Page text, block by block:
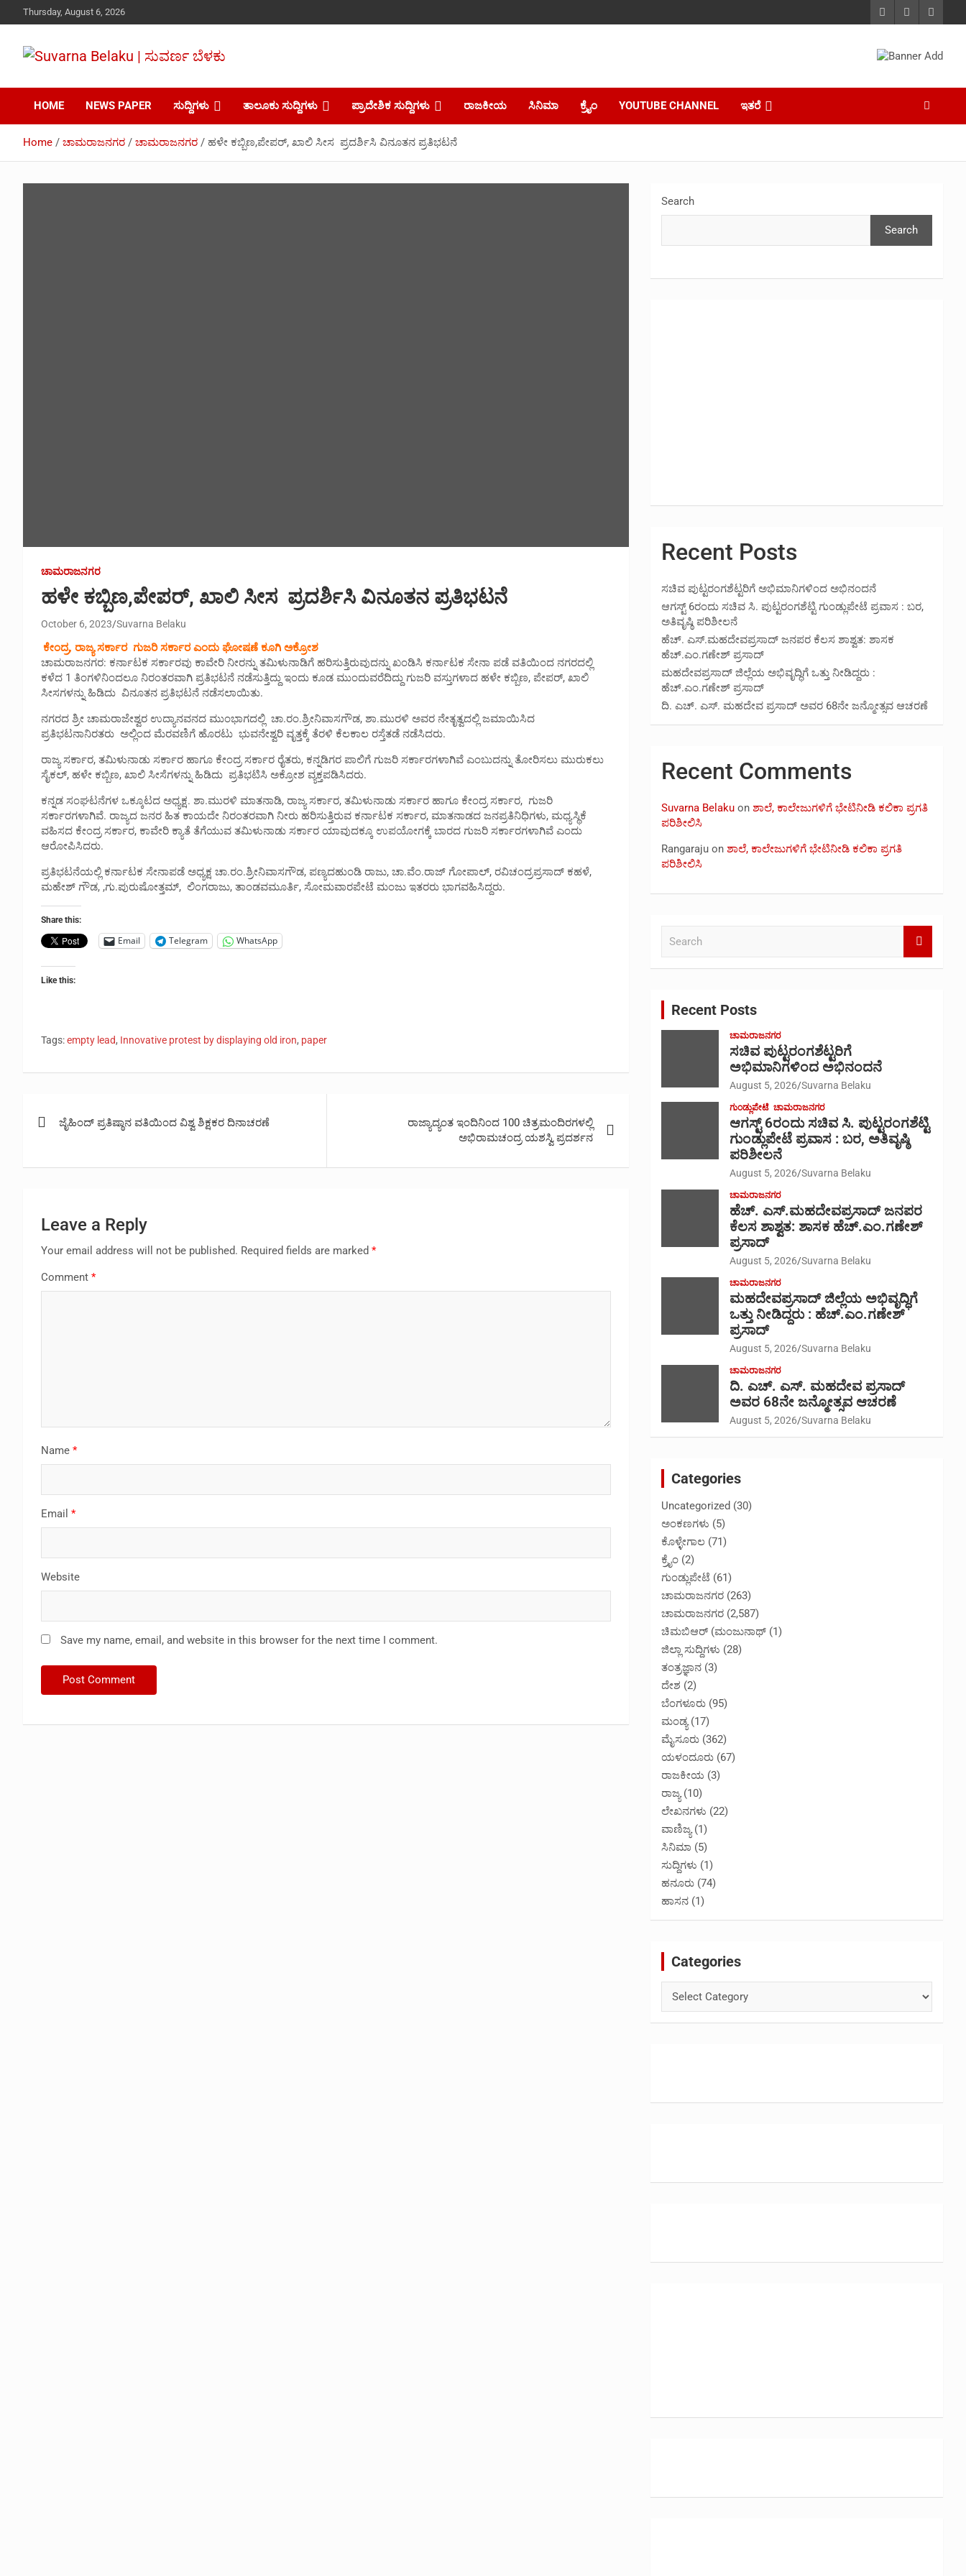
to
Thursday, August 6, 2026
Suvarna Belaku |
ಸುವರ್ಣ ಬೆಳಕು
HOME NEWS PAPER ಸುದ್ದಿಗಳು ತಾಲೂಕು ಸುದ್ದಿಗಳು ಪ್ರಾದೇಶಿಕ ಸುದ್ದಿಗಳು ರಾಜಕೀಯ ಸಿನಿಮಾ ಕ್ರೈಂ YOUTUBE CHANNEL ಇತರೆ
Home ಚಾಮರಾಜನಗರ ಚಾಮರಾಜನಗರ ಹಳೇ ಕಬ್ಬಿಣ,ಪೇಪರ್, ಖಾಲಿ ಸೀಸ ಪ್ರದರ್ಶಿಸಿ ವಿನೂತನ ಪ್ರತಿಭಟನೆ
ಚಾಮರಾಜನಗರ
ಹಳೇ ಕಬ್ಬಿಣ,ಪೇಪರ್, ಖಾಲಿ ಸೀಸ ಪ್ರದರ್ಶಿಸಿ ವಿನೂತನ ಪ್ರತಿಭಟನೆ
October 6, 2023 Suvarna Belaku
ಕೇಂದ್ರ, ರಾಜ್ಯ ಸರ್ಕಾರ ಗುಜರಿ ಸರ್ಕಾರ ಎಂದು ಘೋಷಣೆ ಕೂಗಿ ಅಕ್ರೋಶ
ಚಾಮರಾಜನಗರ: ಕರ್ನಾಟಕ ಸರ್ಕಾರವು ಕಾವೇರಿ ನೀರನ್ನು ತಮಿಳುನಾಡಿಗೆ ಹರಿಸುತ್ತಿರುವುದನ್ನು ಖಂಡಿಸಿ ಕರ್ನಾಟಕ ಸೇನಾ ಪಡೆ ವತಿಯಿಂದ ನಗರದಲ್ಲಿ
ಕಳೆದ 1 ತಿಂಗಳಿನಿಂದಲೂ ನಿರಂತರವಾಗಿ ಪ್ರತಿಭಟನೆ ನಡೆಸುತ್ತಿದ್ದು ಇಂದು ಕೂಡ ಮುಂದುವರೆದಿದ್ದು ಗುಜರಿ ವಸ್ತುಗಳಾದ ಹಳೇ ಕಬ್ಬಿಣ, ಪೇಪರ್, ಖಾಲಿ
ಸೀಸಗಳನ್ನು ಹಿಡಿದು ವಿನೂತನ ಪ್ರತಿಭಟನೆ ನಡೆಸಲಾಯಿತು.
ನಗರದ ಶ್ರೀ ಚಾಮರಾಜೇಶ್ವರ ಉದ್ಯಾನವನದ ಮುಂಭಾಗದಲ್ಲಿ ಚಾ.ರಂ.ಶ್ರೀನಿವಾಸಗೌಡ, ಶಾ.ಮುರಳಿ ಅವರ ನೇತೃತ್ವದಲ್ಲಿ ಜಮಾಯಿಸಿದ
ಪ್ರತಿಭಟನಾನಿರತರು ಅಲ್ಲಿಂದ ಮೆರವಣಿಗೆ ಹೊರಟು ಭುವನೇಶ್ವರಿ ವೃತ್ತಕ್ಕೆ ತೆರಳಿ ಕೆಲಕಾಲ ರಸ್ತೆತಡೆ ನಡೆಸಿದರು.
ರಾಜ್ಯ ಸರ್ಕಾರ, ತಮಿಳುನಾಡು ಸರ್ಕಾರ ಹಾಗೂ ಕೇಂದ್ರ ಸರ್ಕಾರ ರೈತರು, ಕನ್ನಡಿಗರ ಪಾಲಿಗೆ ಗುಜರಿ ಸರ್ಕಾರಗಳಾಗಿವೆ ಎಂಬುದನ್ನು ತೋರಿಸಲು ಮುರುಕಲು
ಸೈಕಲ್, ಹಳೇ ಕಬ್ಬಿಣ, ಖಾಲಿ ಸೀಸೆಗಳನ್ನು ಹಿಡಿದು ಪ್ರತಿಭಟಿಸಿ ಅಕ್ರೋಶ ವ್ಯಕ್ತಪಡಿಸಿದರು.
ಕನ್ನಡ ಸಂಘಟನೆಗಳ ಒಕ್ಕೂಟದ ಅಧ್ಯಕ್ಷ. ಶಾ.ಮುರಳಿ ಮಾತನಾಡಿ, ರಾಜ್ಯ ಸರ್ಕಾರ, ತಮಿಳುನಾಡು ಸರ್ಕಾರ ಹಾಗೂ ಕೇಂದ್ರ ಸರ್ಕಾರ, ಗುಜರಿ
ಸರ್ಕಾರಗಳಾಗಿವೆ. ರಾಜ್ಯದ ಜನರ ಹಿತ ಕಾಯದೇ ನಿರಂತರವಾಗಿ ನೀರು ಹರಿಸುತ್ತಿರುವ ಕರ್ನಾಟಕ ಸರ್ಕಾರ, ಮಾತನಾಡದ ಜನಪ್ರತಿನಿಧಿಗಳು, ಮಧ್ಯಸ್ಥಿಕೆ
ವಹಿಸದ ಕೇಂದ್ರ ಸರ್ಕಾರ, ಕಾವೇರಿ ಕ್ಯಾತೆ ತೆಗೆಯುವ ತಮಿಳುನಾಡು ಸರ್ಕಾರ ಯಾವುದಕ್ಕೂ ಉಪಯೋಗಕ್ಕೆ ಬಾರದ ಗುಜರಿ ಸರ್ಕಾರಗಳಾಗಿವೆ ಎಂದು
ಆರೋಪಿಸಿದರು.
ಪ್ರತಿಭಟನೆಯಲ್ಲಿ ಕರ್ನಾಟಕ ಸೇನಾಪಡೆ ಅಧ್ಯಕ್ಷ ಚಾ.ರಂ.ಶ್ರೀನಿವಾಸಗೌಡ, ಪಣ್ಯದಹುಂಡಿ ರಾಜು, ಚಾ.ವೆಂ.ರಾಜ್ ಗೋಪಾಲ್, ರವಿಚಂದ್ರಪ್ರಸಾದ್ ಕಹಳೆ,
ಮಹೇಶ್ ಗೌಡ, ,ಗು.ಪುರುಷೋತ್ತಮ್, ಲಿಂಗರಾಜು, ತಾಂಡವಮೂರ್ತಿ, ಸೋಮವಾರಪೇಟೆ ಮಂಜು ಇತರರು ಭಾಗವಹಿಸಿದ್ದರು.
Share this:
Email Telegram WhatsApp
Like this:
Tags:empty lead, Innovative protest by displaying old iron, paper
navigation
ಜೈಹಿಂದ್ ಪ್ರತಿಷ್ಠಾನ ವತಿಯಿಂದ ವಿಶ್ವ ಶಿಕ್ಷಕರ ದಿನಾಚರಣೆ
ರಾಜ್ಯಾದ್ಯಂತ ಇಂದಿನಿಂದ 100 ಚಿತ್ರಮಂದಿರಗಳಲ್ಲಿ
ಅಭಿರಾಮಚಂದ್ರ ಯಶಸ್ವಿ ಪ್ರದರ್ಶನ
Leave a Reply
Your email address will not be published. Required fields are marked *
Comment *
Name *
Email *
Website
Save my name, email, and website in this browser for the next time I comment.
Search
Search
Recent Posts
ಸಚಿವ ಪುಟ್ಟರಂಗಶೆಟ್ಟರಿಗೆ ಅಭಿಮಾನಿಗಳಿಂದ ಅಭಿನಂದನೆ
ಆಗಸ್ಟ್ 6ರಂದು ಸಚಿವ ಸಿ. ಪುಟ್ಟರಂಗಶೆಟ್ಟಿ ಗುಂಡ್ಲುಪೇಟೆ ಪ್ರವಾಸ : ಬರ,
ಅತಿವೃಷ್ಠಿ ಪರಿಶೀಲನೆ
ಹೆಚ್. ಎಸ್.ಮಹದೇವಪ್ರಸಾದ್ ಜನಪರ ಕೆಲಸ ಶಾಶ್ವತ: ಶಾಸಕ
ಹೆಚ್.ಎಂ.ಗಣೇಶ್ ಪ್ರಸಾದ್
ಮಹದೇವಪ್ರಸಾದ್ ಜಿಲ್ಲೆಯ ಅಭಿವೃದ್ಧಿಗೆ ಒತ್ತು ನೀಡಿದ್ದರು :
ಹೆಚ್.ಎಂ.ಗಣೇಶ್‌ ಪ್ರಸಾದ್
ದಿ. ಎಚ್. ಎಸ್. ಮಹದೇವ ಪ್ರಸಾದ್ ಅವರ 68ನೇ ಜನ್ಮೋತ್ಸವ ಆಚರಣೆ
Recent Comments
Suvarna Belaku on ಶಾಲೆ, ಕಾಲೇಜುಗಳಿಗೆ ಭೇಟಿನೀಡಿ ಕಲಿಕಾ ಪ್ರಗತಿ
ಪರಿಶೀಲಿಸಿ
Rangaraju on ಶಾಲೆ, ಕಾಲೇಜುಗಳಿಗೆ ಭೇಟಿನೀಡಿ ಕಲಿಕಾ ಪ್ರಗತಿ
ಪರಿಶೀಲಿಸಿ
Recent Posts
ಚಾಮರಾಜನಗರ
ಸಚಿವ ಪುಟ್ಟರಂಗಶೆಟ್ಟರಿಗೆ
ಅಭಿಮಾನಿಗಳಿಂದ ಅಭಿನಂದನೆ
August 5, 2026 Suvarna Belaku
ಗುಂಡ್ಲುಪೇಟೆ ಚಾಮರಾಜನಗರ
ಆಗಸ್ಟ್ 6ರಂದು ಸಚಿವ ಸಿ. ಪುಟ್ಟರಂಗಶೆಟ್ಟಿ
ಗುಂಡ್ಲುಪೇಟೆ ಪ್ರವಾಸ : ಬರ, ಅತಿವೃಷ್ಠಿ
ಪರಿಶೀಲನೆ
August 5, 2026 Suvarna Belaku
ಚಾಮರಾಜನಗರ
ಹೆಚ್. ಎಸ್.ಮಹದೇವಪ್ರಸಾದ್ ಜನಪರ
ಕೆಲಸ ಶಾಶ್ವತ: ಶಾಸಕ ಹೆಚ್.ಎಂ.ಗಣೇಶ್
ಪ್ರಸಾದ್
August 5, 2026 Suvarna Belaku
ಚಾಮರಾಜನಗರ
ಮಹದೇವಪ್ರಸಾದ್ ಜಿಲ್ಲೆಯ ಅಭಿವೃದ್ಧಿಗೆ
ಒತ್ತು ನೀಡಿದ್ದರು : ಹೆಚ್.ಎಂ.ಗಣೇಶ್‌
ಪ್ರಸಾದ್
August 5, 2026 Suvarna Belaku
ಚಾಮರಾಜನಗರ
ದಿ. ಎಚ್. ಎಸ್. ಮಹದೇವ ಪ್ರಸಾದ್
ಅವರ 68ನೇ ಜನ್ಮೋತ್ಸವ ಆಚರಣೆ
August 5, 2026 Suvarna Belaku
Categories
Uncategorized (30)
ಅಂಕಣಗಳು (5)
ಕೊಳ್ಳೇಗಾಲ (71)
ಕ್ರೈಂ (2)
ಗುಂಡ್ಲುಪೇಟೆ (61)
ಚಾಮರಾಜನಗರ (263)
ಚಾಮರಾಜನಗರ (2,587)
ಚಿಮಬಿಆರ್ (ಮಂಜುನಾಥ್ (1)
ಜಿಲ್ಲಾ ಸುದ್ದಿಗಳು (28)
ತಂತ್ರಜ್ಞಾನ (3)
ದೇಶ (2)
ಬೆಂಗಳೂರು (95)
ಮಂಡ್ಯ(17)
ಮೈಸೂರು (362)
ಯಳಂದೂರು (67)
ರಾಜಕೀಯ (3)
ರಾಜ್ಯ(10)
ಲೇಖನಗಳು (22)
ವಾಣಿಜ್ಯ(1)
ಸಿನಿಮಾ (5)
ಸುದ್ದಿಗಳು (1)
ಹನೂರು (74)
ಹಾಸನ (1)
Categories